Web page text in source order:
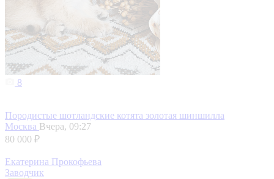
8
Породистые шотландские котята золотая шиншилла
Москва Вчера, 09:27
80 000 ₽
Екатерина Прокофьева
Заводчик